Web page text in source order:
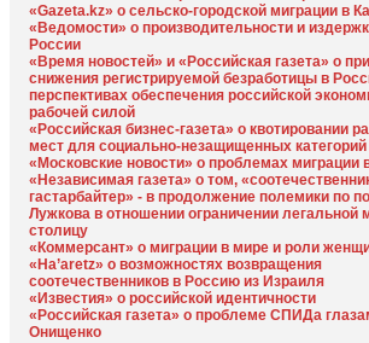
«Gazeta.kz» о сельско-городской миграции в
«Ведомости» о производительности и
России
«Время новостей» и «Российская газета» о
снижения регистрируемой безработицы в
перспективах обеспечения российской
рабочей силой
«Российская бизнес-газета» о квотировании
мест для социально-незащищенных
«Московские новости» о проблемах миграции
«Независимая газета» о том,
гастарбайтер» - в продолжение полемики по
Лужкова в отношении ограничении легальной
столицу
«Коммерсант» о миграции в мире и роли
«Ha’aretz» о возможностях возвращения
соотечественников в Россию из Израиля
«Известия» о российской идентичности
«Российская газета» о проблеме СПИДа
Онищенко